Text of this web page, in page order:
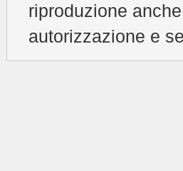
riproduzione
autorizzazione e